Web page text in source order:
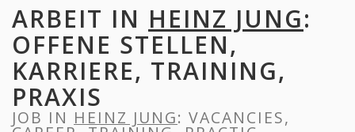
ARBEIT IN HEINZ JUNG:
OFFENE STELLEN,
KARRIERE, TRAINING,
PRAXIS
JOB IN HEINZ JUNG: VACANCIES,